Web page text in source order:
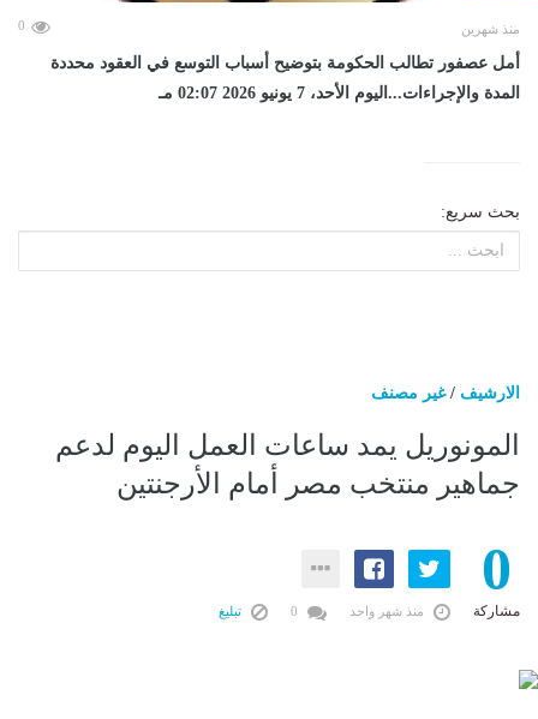
منذ شهرين 0
أمل عصفور تطالب الحكومة بتوضيح أسباب التوسع في العقود محددة
المدة والإجراءات...اليوم الأحد، 7 يونيو 2026 02:07 مـ
بحث سريع:
الارشيف /غير مصنف
المونوريل يمد ساعات العمل اليوم لدعم
جماهير منتخب مصر أمام الأرجنتين
0
مشاركة منذ شهر واحد تبليغ